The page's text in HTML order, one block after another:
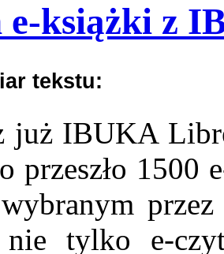
e-książki z
tekstu:
już IBUKA
przeszło 1500
tylko e-